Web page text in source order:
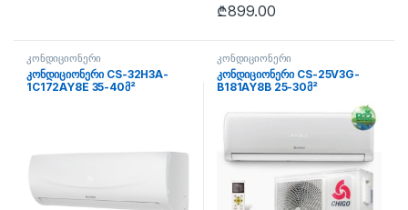
₾899.00
კონდიციონერი
კონდიციონერი CS-32H3A-
1C172AY8E 35-40მ²
კონდიციონერი
კონდიციონერი CS-25V3G-
B181AY8B 25-30მ²